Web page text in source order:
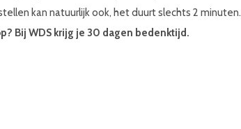
kan natuurlijk ook, het duurt slechts 2 minuten.
Bij WDS krijg je 30 dagen bedenktijd.